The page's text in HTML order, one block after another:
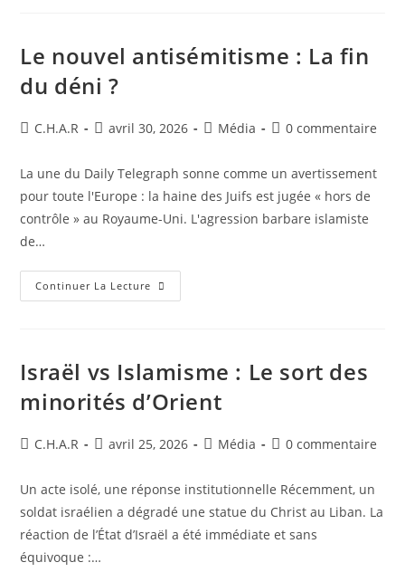
Le nouvel antisémitisme : La fin
du déni ?
C.H.A.R avril 30, 2026 Média 0 commentaire
La une du Daily Telegraph sonne comme un avertissement
pour toute l'Europe : la haine des Juifs est jugée « hors de
contrôle » au Royaume-Uni. L'agression barbare islamiste
de…
Continuer La Lecture
Israël vs Islamisme : Le sort des
minorités d’Orient
C.H.A.R avril 25, 2026 Média 0 commentaire
Un acte isolé, une réponse institutionnelle Récemment, un
soldat israélien a dégradé une statue du Christ au Liban. La
réaction de l’État d’Israël a été immédiate et sans
équivoque :…